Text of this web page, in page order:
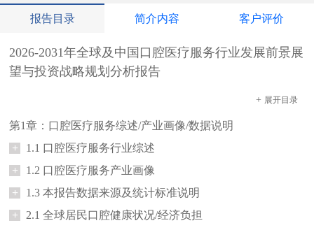
报告目录 简介内容 客户评价
2026-2031年全球及中国口腔医疗服务行业发展前景展
望与投资战略规划分析报告
+ 展开目录
第1章：口腔医疗服务综述/产业画像/数据说明
+
1.1 口腔医疗服务行业综述
+
1.2 口腔医疗服务产业画像
+
1.3 本报告数据来源及统计标准说明
+
2.1 全球居民口腔健康状况/经济负担